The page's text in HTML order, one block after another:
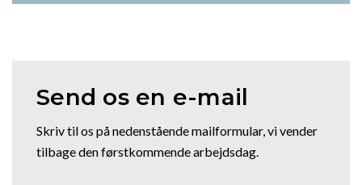
Send os en e-mail
Skriv til os på nedenstående mailformular, vi vender
tilbage den førstkommende arbejdsdag.